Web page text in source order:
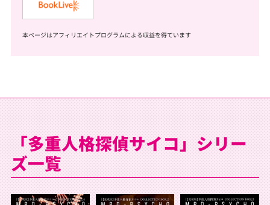
本ページはアフィリエイトプログラムによる収益を得ています
「多重人格探偵サイコ」シリー
ズ一覧